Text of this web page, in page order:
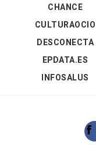
CHANCE
CULTURAOCIO
DESCONECTA
EPDATA.ES
INFOSALUS